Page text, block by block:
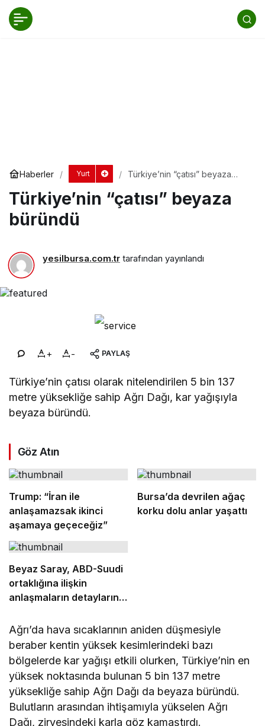
Haberler Yurt
Türkiye’nin “çatısı” beyaza
Türkiye’nin “çatısı” beyaza
büründü
yesilbursa.com.tr tarafından yayınlandı
+ - PAYLAŞ
Türkiye’nin çatısı olarak nitelendirilen 5 bin 137
metre yüksekliğe sahip Ağrı Dağı, kar yağışıyla
beyaza büründü.
Göz Atın
Trump: “İran ile
anlaşamazsak ikinci
aşamaya geçeceğiz”
Bursa’da devrilen ağaç
korku dolu anlar yaşattı
Beyaz Saray, ABD-Suudi
ortaklığına ilişkin
anlaşmaların detaylarını
Ağrı’da hava sıcaklarının aniden düşmesiyle
beraber kentin yüksek kesimlerindeki bazı
bölgelerde kar yağışı etkili olurken, Türkiye’nin en
yüksek noktasında bulunan 5 bin 137 metre
yüksekliğe sahip Ağrı Dağı da beyaza büründü.
Bulutların arasından ihtişamıyla yükselen Ağrı
Dağı, zirvesindeki karla göz kamaştırdı.